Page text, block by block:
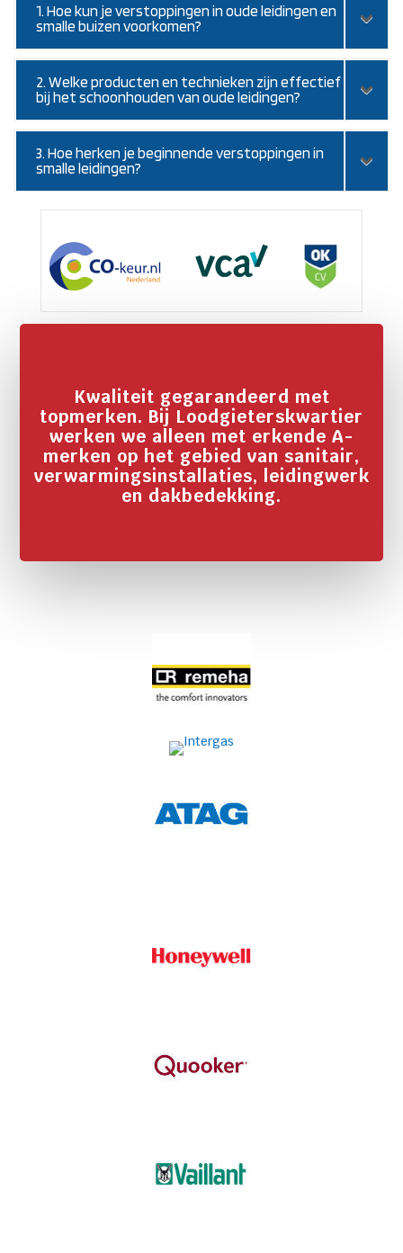
1. Hoe kun je verstoppingen in oude leidingen en
smalle buizen voorkomen?
2. Welke producten en technieken zijn effectief
bij het schoonhouden van oude leidingen?
3. Hoe herken je beginnende verstoppingen in
smalle leidingen?
Kwaliteit gegarandeerd met
topmerken. Bij Loodgieterskwartier
werken we alleen met erkende A-
merken op het gebied van sanitair,
verwarmingsinstallaties, leidingwerk
en dakbedekking.